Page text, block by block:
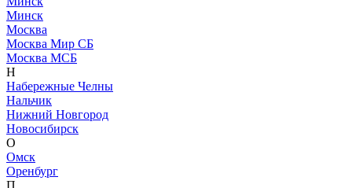
Минск
Москва
Москва Мир СБ
Москва МСБ
Н
Набережные Челны
Нальчик
Нижний Новгород
Новосибирск
О
Омск
Оренбург